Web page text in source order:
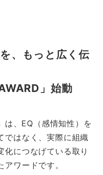
、もっと広く伝
」始動
は、EQ（感情知性）を
ではなく、実際に組織
化につなげている取り
ワードです。